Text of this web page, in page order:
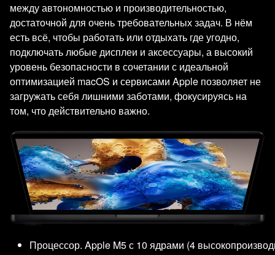
между автономностью и производительностью,
достаточной для очень требовательных задач. В нём
есть всё, чтобы работать или отдыхать где угодно,
подключать любые дисплеи и аксессуары, а высокий
уровень безопасности в сочетании с идеальной
оптимизацией macOS и сервисами Apple позволяет не
загружать себя лишними заботами, фокусируясь на
том, что действительно важно.
Процессор. Apple M5 с 10 ядрами (4